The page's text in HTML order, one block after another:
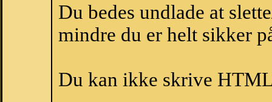
Du bedes undlade at
mindre du er helt sikker
Du kan ikke skrive